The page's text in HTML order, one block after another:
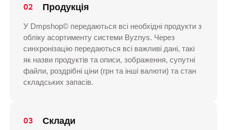
02 Продукція
У Dmpshop© передаються всі необхідні продукти з
обліку асортименту системи Byznys. Через
синхронізацію передаються всі важливі дані, такі
як назви продуктів та описи, зображення, супутні
файли, роздрібні ціни (грн та інші валюти) та стан
складських запасів.
03 Склади